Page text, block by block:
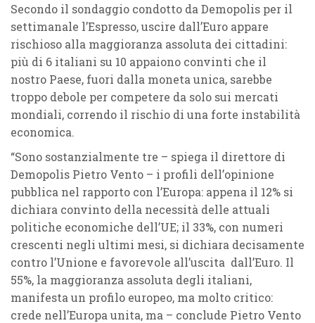
Secondo il sondaggio condotto da Demopolis per il
settimanale l’Espresso, uscire dall’Euro appare
rischioso alla maggioranza assoluta dei cittadini:
più di 6 italiani su 10 appaiono convinti che il
nostro Paese, fuori dalla moneta unica, sarebbe
troppo debole per competere da solo sui mercati
mondiali, correndo il rischio di una forte instabilità
economica.
“Sono sostanzialmente tre – spiega il direttore di
Demopolis Pietro Vento – i profili dell’opinione
pubblica nel rapporto con l’Europa: appena il 12% si
dichiara convinto della necessità delle attuali
politiche economiche dell’UE; il 33%, con numeri
crescenti negli ultimi mesi, si dichiara decisamente
contro l’Unione e favorevole all’uscita dall’Euro. Il
55%, la maggioranza assoluta degli italiani,
manifesta un profilo europeo, ma molto critico:
crede nell’Europa unita, ma – conclude Pietro Vento